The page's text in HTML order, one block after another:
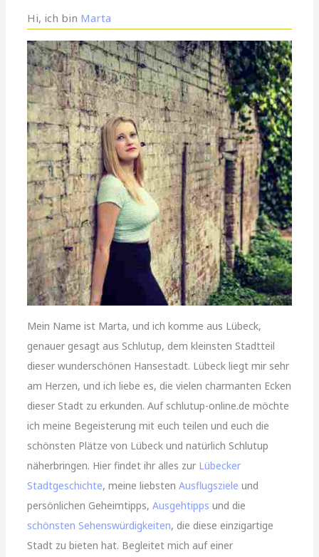
Hi, ich bin Marta
Mein Name ist Marta, und ich komme aus Lübeck,
genauer gesagt aus Schlutup, dem kleinsten Stadtteil
dieser wunderschönen Hansestadt. Lübeck liegt mir sehr
am Herzen, und ich liebe es, die vielen charmanten Ecken
dieser Stadt zu erkunden. Auf schlutup-online.de möchte
ich meine Begeisterung mit euch teilen und euch die
schönsten Plätze von Lübeck und natürlich Schlutup
näherbringen. Hier findet ihr alles zur Lübecker
Stadtgeschichte, meine liebstenAusflugsziele und
persönlichen Geheimtipps,Ausgehtipps und die
schönsten Sehenswürdigkeiten, die diese einzigartige
Stadt zu bieten hat. Begleitet mich auf einer